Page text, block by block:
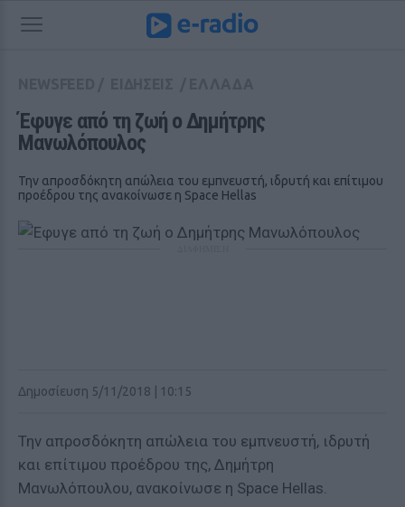
Έφυγε από τη ζωή ο Δημήτρης
Μανωλόπουλος
Την απροσδόκητη απώλεια του εμπνευστή, ιδρυτή και επίτιμου
προέδρου της ανακοίνωσε η Space Hellas
Δημοσίευση 5/11/2018 | 10:15
Την απροσδόκητη απώλεια του εμπνευστή, ιδρυτή
και επίτιμου προέδρου της, Δημήτρη
Μανωλόπουλου, ανακοίνωσε η Space Hellas.